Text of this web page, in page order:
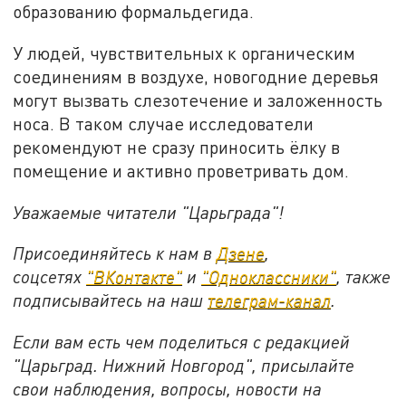
образованию формальдегида.
У людей, чувствительных к органическим
соединениям в воздухе, новогодние деревья
могут вызвать слезотечение и заложенность
носа. В таком случае исследователи
рекомендуют не сразу приносить ёлку в
помещение и активно проветривать дом.
Уважаемые читатели "Царьграда"!
Присоединяйтесь к нам вДзене,
соцсетях "ВКонтакте" и "Одноклассники", также
подписывайтесь на наш телеграм-канал.
Если вам есть чем поделиться с редакцией
"Царьград. Нижний Новгород", присылайте
свои наблюдения, вопросы, новости на